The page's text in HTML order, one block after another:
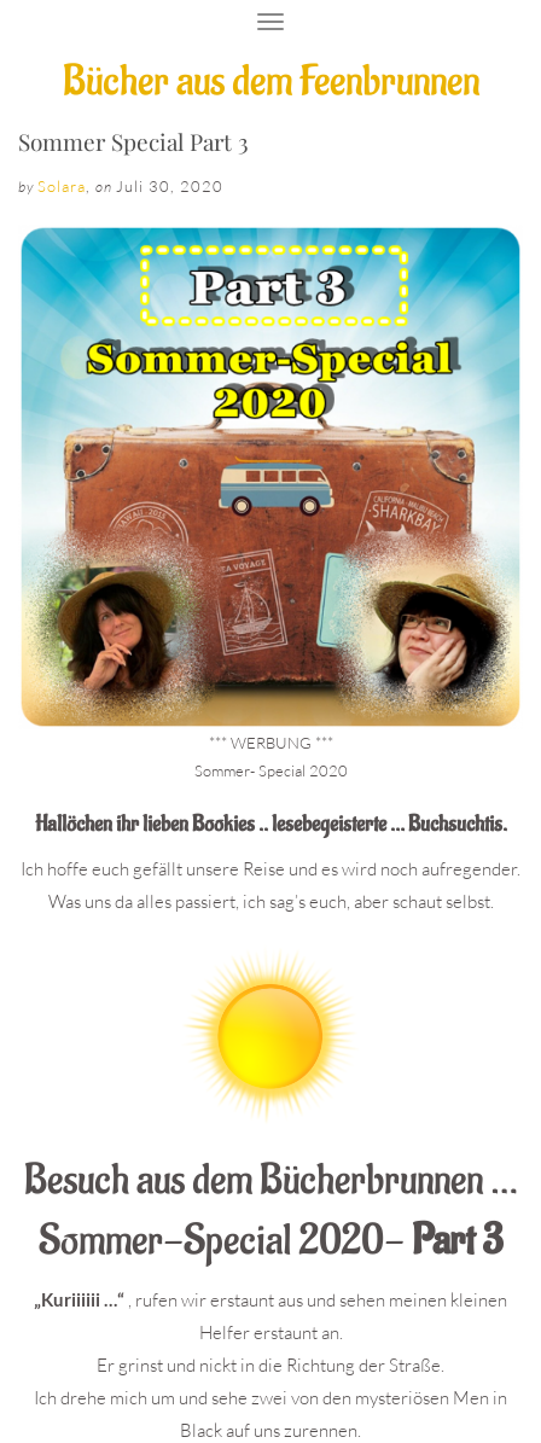
Bücher aus dem Feenbrunnen
T
G
G
T
I
O
N
Sommer Special Part 3
by Solara on Juli 30, 2020
*** WERBUNG ***
Sommer- Special 2020
Hallöchen ihr lieben Bookies .. lesebegeisterte … Buchsuchtis.
Ich hoffe euch gefällt unsere Reise und es wird noch aufregender.
Was uns da alles passiert, ich sag’s euch, aber schaut selbst.
Besuch aus dem Bücherbrunnen …
Sommer-Special 2020-Part 3
„Kuriiiiii …“ , rufen wir erstaunt aus und sehen meinen kleinen
Helfer erstaunt an.
Er grinst und nickt in die Richtung der Straße.
Ich drehe mich um und sehe zwei von den mysteriösen Men in
Black auf uns zurennen.